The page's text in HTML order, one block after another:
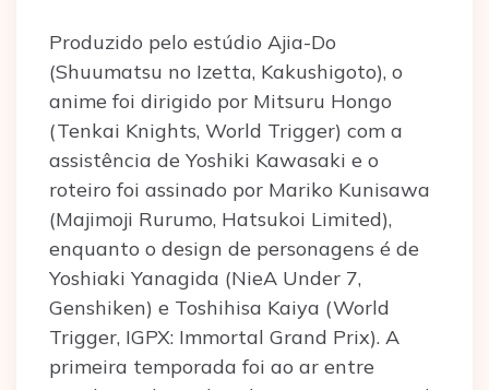
Produzido pelo estúdio Ajia-Do
(Shuumatsu no Izetta, Kakushigoto), o
anime foi dirigido por Mitsuru Hongo
(Tenkai Knights, World Trigger) com a
assistência de Yoshiki Kawasaki e o
roteiro foi assinado por Mariko Kunisawa
(Majimoji Rurumo, Hatsukoi Limited),
enquanto o design de personagens é de
Yoshiaki Yanagida (NieA Under 7,
Genshiken) e Toshihisa Kaiya (World
Trigger, IGPX: Immortal Grand Prix). A
primeira temporada foi ao ar entre